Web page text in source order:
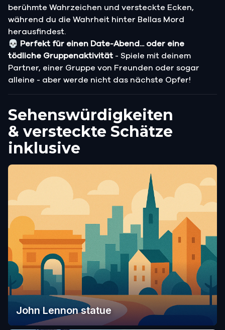
berühmte Wahrzeichen und versteckte Ecken,
während du die Wahrheit hinter Bellas Mord
herausfindest.
💀 Perfekt für einen Date-Abend... oder eine
tödliche Gruppenaktivität - Spiele mit deinem
Partner, einer Gruppe von Freunden oder sogar
alleine - aber werde nicht das nächste Opfer!
Sehenswürdigkeiten
& versteckte Schätze
inklusive
John Lennon statue